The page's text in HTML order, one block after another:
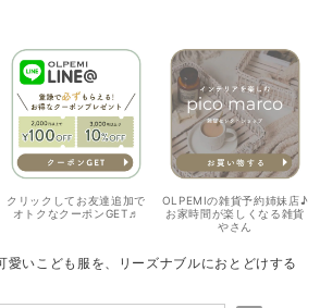
クリックしてお友達追加で
オトクなクーポンGET♬
OLPEMIの雑貨予約姉妹店♪
お家時間が楽しくなる雑貨
やさん
愛いこども服を、リーズナブルにおとどけする